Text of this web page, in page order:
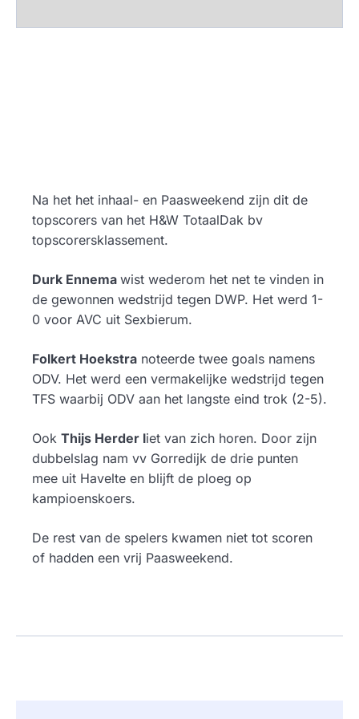
Na het het inhaal- en Paasweekend zijn dit de
topscorers van het H&W TotaalDak bv
topscorersklassement.
Durk Ennema wist wederom het net te vinden in
de gewonnen wedstrijd tegen DWP. Het werd 1-
0 voor AVC uit Sexbierum.
Folkert Hoekstra noteerde twee goals namens
ODV. Het werd een vermakelijke wedstrijd tegen
TFS waarbij ODV aan het langste eind trok (2-5).
Ook Thijs Herder liet van zich horen. Door zijn
dubbelslag nam vv Gorredijk de drie punten
mee uit Havelte en blijft de ploeg op
kampioenskoers.
De rest van de spelers kwamen niet tot scoren
of hadden een vrij Paasweekend.